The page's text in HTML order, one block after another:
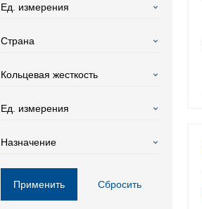
Ед. измерения
Страна
Кольцевая жесткость
Ед. измерения
Назначение
Применить Сбросить